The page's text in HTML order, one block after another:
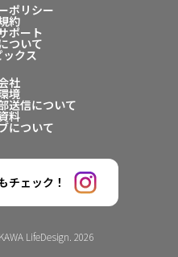
ポリシー
約
ポート
ついて
クス
社
境
送信について
料
について
チェック！
LifeDesign. 2026